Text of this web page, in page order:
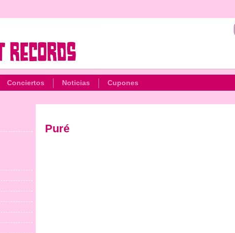
Conciertos Noticias Cupones
Puré